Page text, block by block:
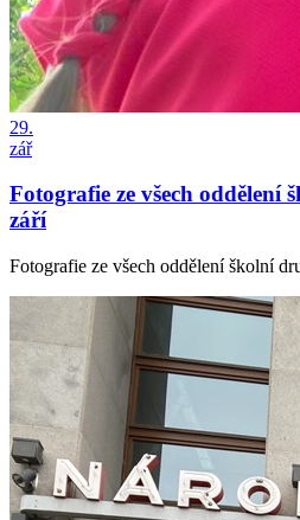
29.
zář
Fotografie ze všech oddělení
září
Fotografie ze všech oddělení školní